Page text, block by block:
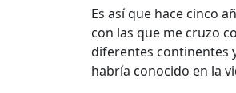
Es así que hace cinco
con las que me cruzo
diferentes continentes
habría conocido en la